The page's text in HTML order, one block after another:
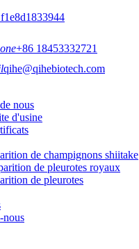
+86 18453332721
qihe@qihebiotech.com
nous
d'usine
de champignons shiitake
de pleurotes royaux
de pleurotes
nous